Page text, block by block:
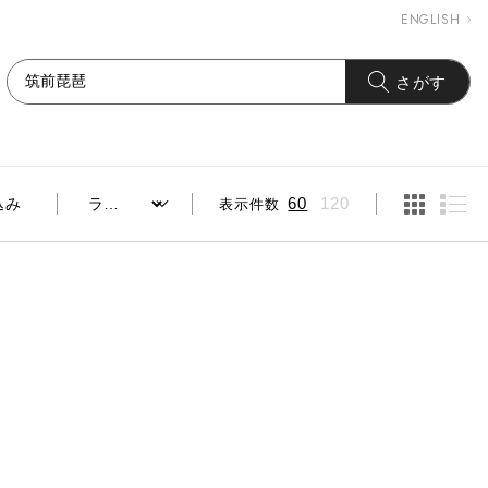
ENGLISH
さがす
み 表示件数 60 120